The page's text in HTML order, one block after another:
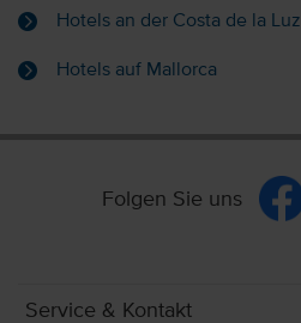
Hotels an der Costa de la Luz
Hotels auf Mallorca
Folgen Sie uns
Service & Kontakt